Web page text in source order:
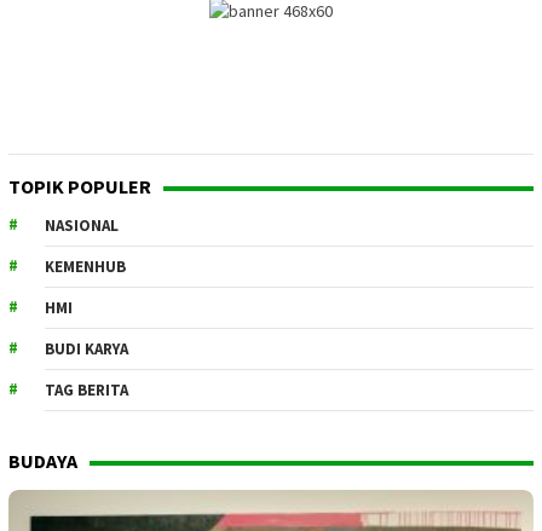
TOPIK POPULER
NASIONAL
KEMENHUB
HMI
BUDI KARYA
TAG BERITA
BUDAYA